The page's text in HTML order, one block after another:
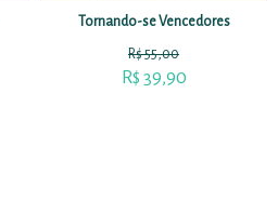
Tornando-se Vencedores
R$55,00
R$ 39,90